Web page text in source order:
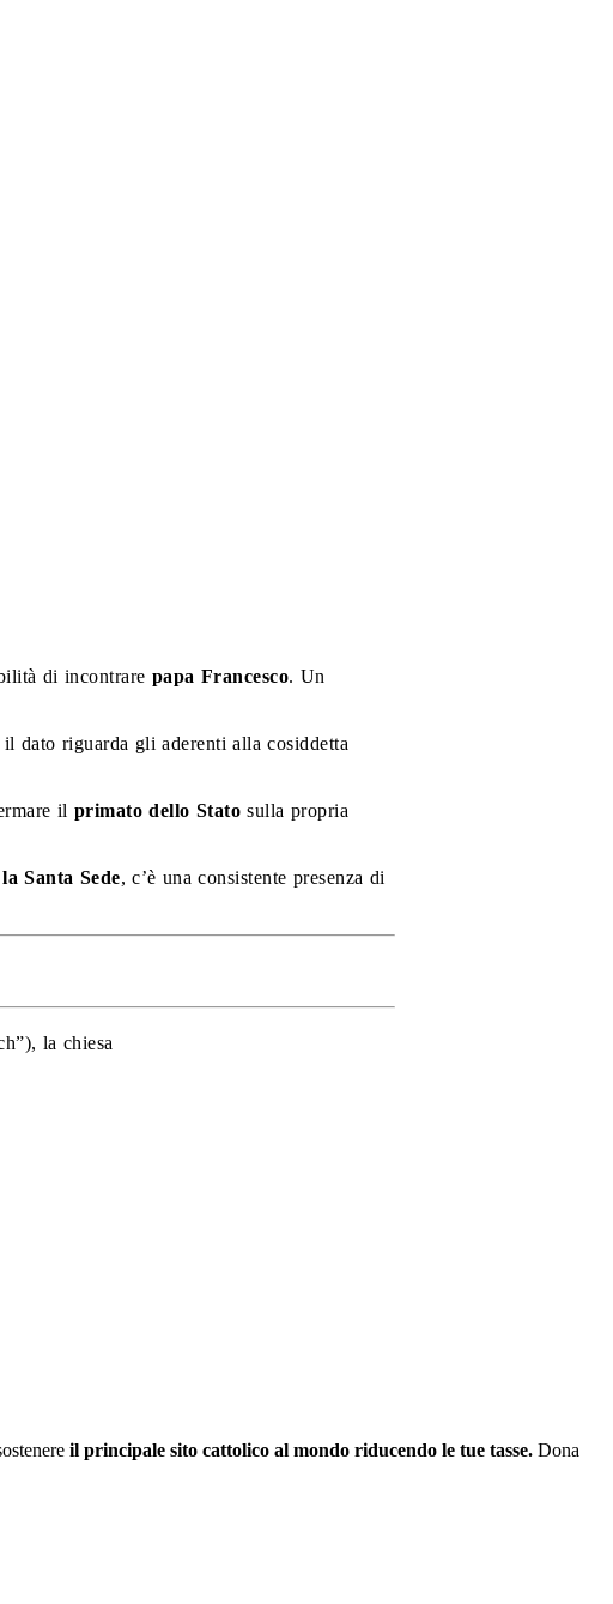
di incontrare papa Francesco. Un
dato riguarda gli aderenti alla cosiddetta
il primato dello Stato sulla propria
Santa Sede, c’è una consistente presenza di
la chiesa
il principale sito cattolico al mondo riducendo le tue tasse. Dona